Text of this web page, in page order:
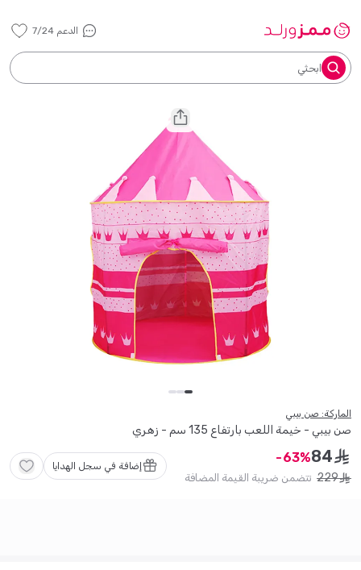
الدعم 7/24
ابحثي
الماركة: صن بيبي
صن بيبي - خيمة اللعب بارتفاع 135 سم - زهري
ê
84
63
ê
229 تتضمن ضريبة القيمة المضافة
إضافة في سجل الهدايا